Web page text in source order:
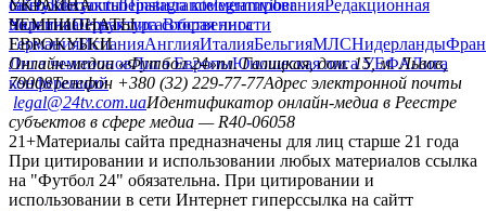
сайтуКонтактыПравила комментированияРедакционная
политикаСтруктура собственности
facebookxyoutubeinstagramtelegramviber
УКРАИНА
УкраинаПервая лигаВторая лига
ЧЕМПИОНАТЫ
ГерманияИспанияАнглияИталияБельгияМЛСНидерланды
ЕВРОКУБКИ
Лига чемпионовЛига ЕвропыЮношеская лига УЕФАЛига
конференций
Онлайн-медиа «Футбол 24»пл. Галицкая, дом. 15, м. Львов,
79008Телефон +380 (32) 229-77-77Адрес электронной почты
legal@24tv.com.uaИдентификатор онлайн-медиа в Реестре
субъектов в сфере медиа — R40-06058
21+Материалы сайта предназначены для лиц старше 21 года
При цитировании и использовании любых материалов ссылка
на "Футбол 24" обязательна. При цитировании и
использовании в сети Интернет гиперссылка на сайтт